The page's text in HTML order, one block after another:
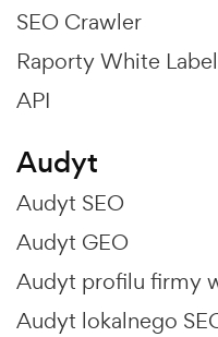
SEO Crawler
Raporty White Label
API
Audyt
Audyt SEO
Audyt GEO
Audyt profilu firmy
Audyt lokalnego